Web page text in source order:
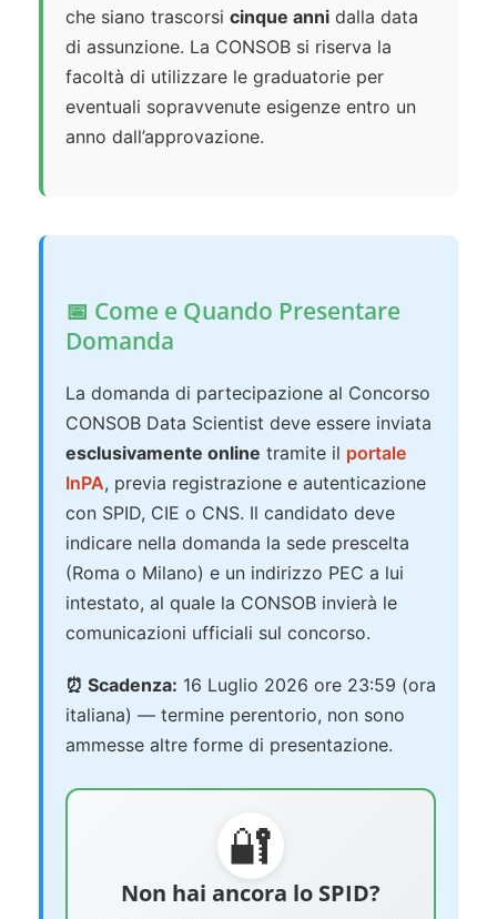
che siano trascorsi cinque anni dalla data
di assunzione. La CONSOB si riserva la
facoltà di utilizzare le graduatorie per
eventuali sopravvenute esigenze entro un
anno dall’approvazione.
📅 Come e Quando Presentare
Domanda
La domanda di partecipazione al Concorso
CONSOB Data Scientist deve essere inviata
esclusivamente online tramite il portale
InPA, previa registrazione e autenticazione
con SPID, CIE o CNS. Il candidato deve
indicare nella domanda la sede prescelta
(Roma o Milano) e un indirizzo PEC a lui
intestato, al quale la CONSOB invierà le
comunicazioni ufficiali sul concorso.
⏰ Scadenza: 16 Luglio 2026 ore 23:59 (ora
italiana) — termine perentorio, non sono
ammesse altre forme di presentazione.
🔐
Non hai ancora lo SPID?